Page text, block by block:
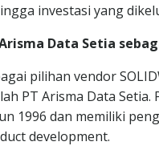
investasi yang
Data Setia
pilihan vendor
PT Arisma Data
1996 dan memiliki
development.